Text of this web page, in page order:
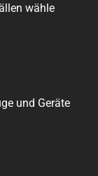
wähle
und Geräte